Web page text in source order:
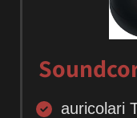
auricolari